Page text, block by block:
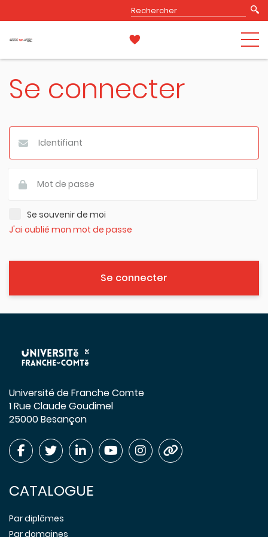
Se connecter
Se souvenir de moi
J'ai oublié mon mot de passe
Se connecter
Université de Franche Comte
1 Rue Claude Goudimel
25000 Besançon
CATALOGUE
Par diplômes
Par domaines